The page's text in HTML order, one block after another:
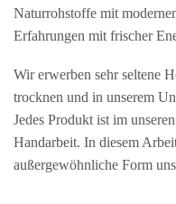
Naturrohstoffe mit
Erfahrungen mit frischer
Wir erwerben sehr seltene
trocknen und in unserem
Jedes Produkt ist im
Handarbeit. In diesem
außergewöhnliche Form